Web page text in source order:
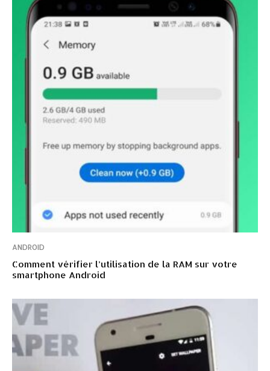
ANDROID
Comment vérifier l’utilisation de la RAM sur votre
smartphone Android